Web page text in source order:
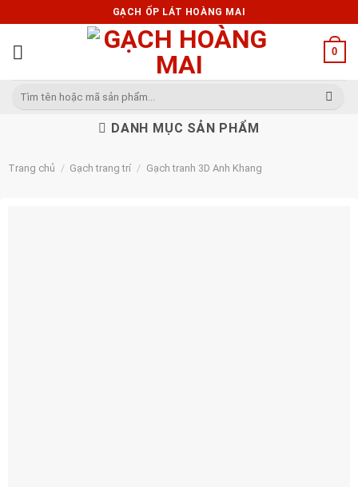
to
content
GẠCH ỐP LÁT HOÀNG MAI
0
Tìm
DANH MỤC SẢN PHẨM
Trang chủ / Gạch trang trí / Gạch tranh 3D Anh Khang